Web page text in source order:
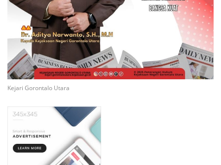
Kejari Gorontalo Utara